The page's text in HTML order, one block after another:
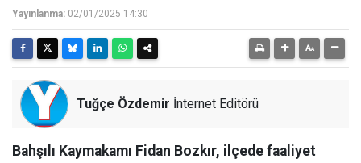
Yayınlanma: 02/01/2025 14:30
Tuğçe Özdemir İnternet Editörü
Bahşılı Kaymakamı Fidan Bozkır, ilçede faaliyet